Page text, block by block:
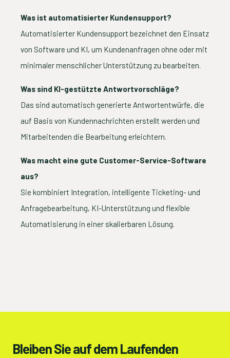
Was ist automatisierter Kundensupport?
Automatisierter Kundensupport bezeichnet den Einsatz
von Software und KI, um Kundenanfragen ohne oder mit
minimaler menschlicher Unterstützung zu bearbeiten.
Was sind KI-gestützte Antwortvorschläge?
Das sind automatisch generierte Antwortentwürfe, die
auf Basis von Kundennachrichten erstellt werden und
Mitarbeitenden die Bearbeitung erleichtern.
Was macht eine gute Customer-Service-Software
aus?
Sie kombiniert Integration, intelligente Ticketing- und
Anfragebearbeitung, KI-Unterstützung und flexible
Automatisierung in einer skalierbaren Lösung.
Bleiben Sie auf dem Laufenden